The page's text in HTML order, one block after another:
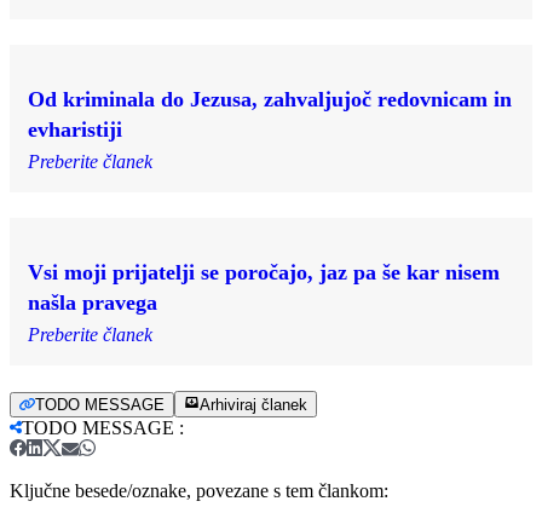
Od kriminala do Jezusa, zahvaljujoč redovnicam in
evharistiji
Preberite članek
Vsi moji prijatelji se poročajo, jaz pa še kar nisem
našla pravega
Preberite članek
TODO MESSAGE Arhiviraj članek
TODO MESSAGE :
Ključne besede/oznake, povezane s tem člankom: